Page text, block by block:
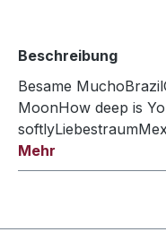
Beschreibung
Besame
MoonHow deep is
Mehr